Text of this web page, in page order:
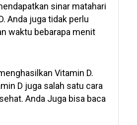
sinar matahari
Anda juga tidak perlu
waktu bebarapa menit
Vitamin D.
D juga salah satu cara
Anda Juga bisa baca